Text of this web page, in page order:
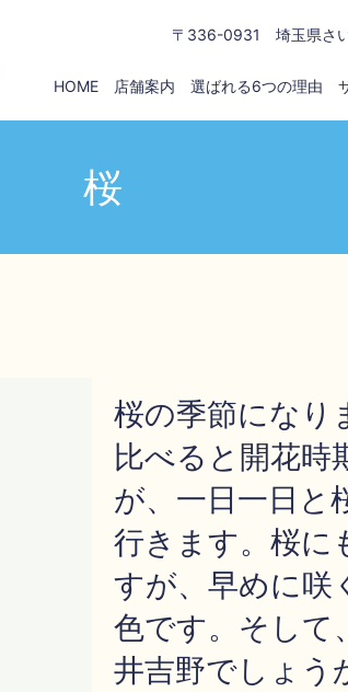
HOME
店舗案内 選ばれる6つの理由
〒336-0931 埼玉県さ
桜
桜の季節になり
比べると開花時
が、一日一日と
行きます。桜に
すが、早めに咲
色です。そして
井吉野でしょう